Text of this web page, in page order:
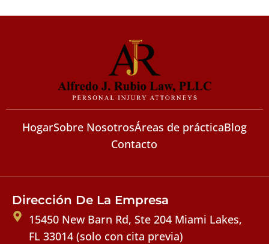
HogarSobre NosotrosÁreas de prácticaBlog
Contacto
Dirección De La Empresa
15450 New Barn Rd, Ste 204 Miami Lakes,
FL 33014 (solo con cita previa)